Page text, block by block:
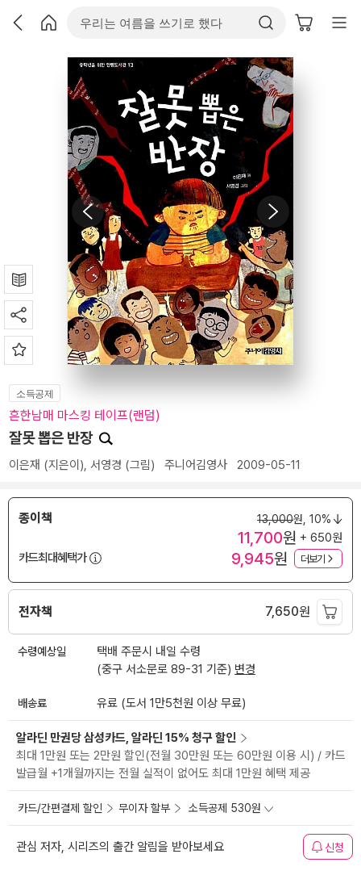
소득공제
흔한남매 마스킹 테이프(랜덤)
잘못 뽑은 반장
이은재 (지은이), 서영경 (그림) 주니어김영사 2009-05-11
종이책 13,000원, 10%
11,700원 + 650원
카드최대혜택가
9,945원 더보기
전자책 7,650원
수령예상일
택배 주문시 내일 수령
(중구 서소문로 89-31 기준) 변경
배송료 유료 (도서 1만5천원 이상 무료)
알라딘 만권당 삼성카드, 알라딘 15% 청구 할인
최대 1만원 또는 2만원 할인(전월 30만원 또는 60만원 이용 시) / 카드
발급월 +1개월까지는 전월 실적이 없어도 최대 1만원 혜택 제공
카드/간편결제 할인 무이자 할부 소득공제 530원
관심 저자, 시리즈의 출간 알림을 받아보세요 신청